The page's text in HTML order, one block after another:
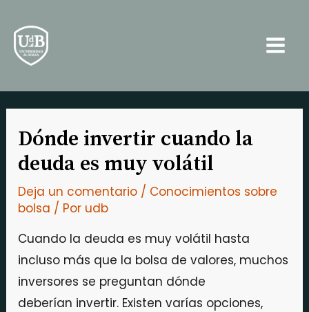
contenido
Dónde invertir cuando la
deuda es muy volátil
Deja un comentario / Conocimientos sobre
bolsa / Por udb
Cuando la deuda es muy volátil hasta
incluso más que la bolsa de valores, muchos
inversores se preguntan dónde
deberían invertir. Existen varías opciones,
de
entradas